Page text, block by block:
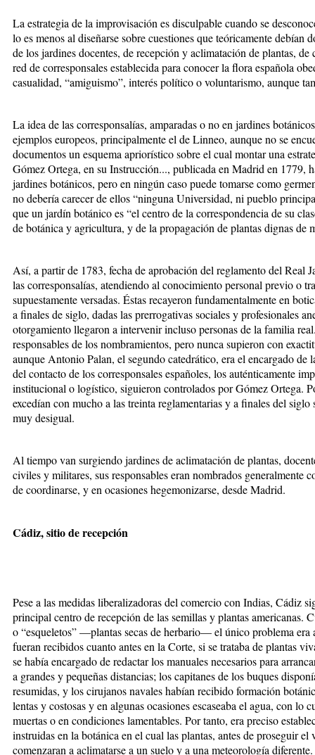
La estrategia de la improvisación es disculpable cuando se
lo es menos al diseñarse sobre cuestiones que teóricamente
de los jardines docentes, de recepción y aclimatación de plantas,
red de corresponsales establecida para conocer la flora española
casualidad, “amiguismo”, interés político o voluntarismo, aunque
La idea de las corresponsalías, amparadas o no en jardines
ejemplos europeos, principalmente el de Linneo, aunque no se
documentos un esquema apriorístico sobre el cual montar una
Gómez Ortega, en su Instrucción..., publicada en Madrid en 1779,
jardines botánicos, pero en ningún caso puede tomarse como
no debería carecer de ellos “ninguna Universidad, ni pueblo
que un jardín botánico es “el centro de la correspondencia de su
de botánica y agricultura, y de la propagación de plantas dignas de
Así, a partir de 1783, fecha de aprobación del reglamento del Real
las corresponsalías, atendiendo al conocimiento personal previo o
supuestamente versadas. Éstas recayeron fundamentalmente en
a finales de siglo, dadas las prerrogativas sociales y profesionales
otorgamiento llegaron a intervenir incluso personas de la familia
responsables de los nombramientos, pero nunca supieron con
aunque Antonio Palan, el segundo catedrático, era el encargado de
del contacto de los corresponsales españoles, los auténticamente
institucional o logístico, siguieron controlados por Gómez Ortega.
excedían con mucho a las treinta reglamentarias y a finales del
muy desigual.
Al tiempo van surgiendo jardines de aclimatación de plantas,
civiles y militares, sus responsables eran nombrados generalmente
de coordinarse, y en ocasiones hegemonizarse, desde Madrid.
Cádiz, sitio de recepción
Pese a las medidas liberalizadoras del comercio con Indias, Cádiz
principal centro de recepción de las semillas y plantas americanas.
o “esqueletos” —plantas secas de herbario— el único problema
fueran recibidos cuanto antes en la Corte, si se trataba de plantas
se había encargado de redactar los manuales necesarios para
a grandes y pequeñas distancias; los capitanes de los buques
resumidas, y los cirujanos navales habían recibido formación
lentas y costosas y en algunas ocasiones escaseaba el agua, con lo
muertas o en condiciones lamentables. Por tanto, era preciso
instruidas en la botánica en el cual las plantas, antes de proseguir
comenzaran a aclimatarse a un suelo y a una meteorología diferente.